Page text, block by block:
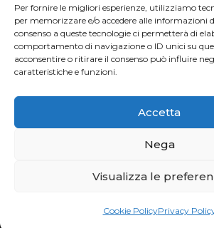
Per fornire le migliori esperienze, utilizziamo
per memorizzare e/o accedere alle informazioni
consenso a queste tecnologie ci permetterà di
comportamento di navigazione o ID unici su
acconsentire o ritirare il consenso può influire
caratteristiche e funzioni.
Accetta
Nega
Visualizza le
Cookie PolicyPrivacy
Legale: Via Silvio Pellico, 43 97015 MODICA
01470350883
Powered ByIl
Registro nazionale degli aiuti di Stato di cui
in modo da adempiere all’obbligo
concorrenza – art. 1, commi 125 – 129),
dal Decreto Legge 34/